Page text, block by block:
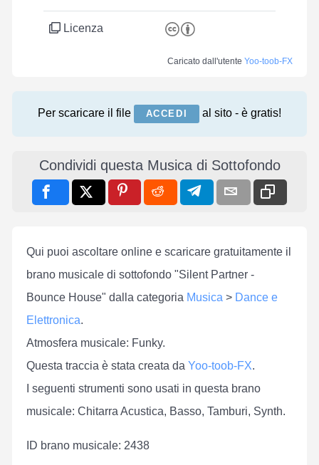
Licenza
Caricato dall'utente Yoo-toob-FX
Per scaricare il file ACCEDI al sito - è gratis!
Condividi questa Musica di Sottofondo
Qui puoi ascoltare online e scaricare gratuitamente il
brano musicale di sottofondo "Silent Partner -
Bounce House" dalla categoria Musica > Dance e
Elettronica.
Atmosfera musicale: Funky.
Questa traccia è stata creata da Yoo-toob-FX.
I seguenti strumenti sono usati in questa brano
musicale: Chitarra Acustica, Basso, Tamburi, Synth.
ID brano musicale: 2438